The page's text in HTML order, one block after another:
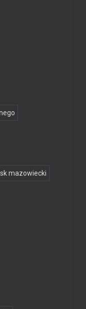
mazowiecki